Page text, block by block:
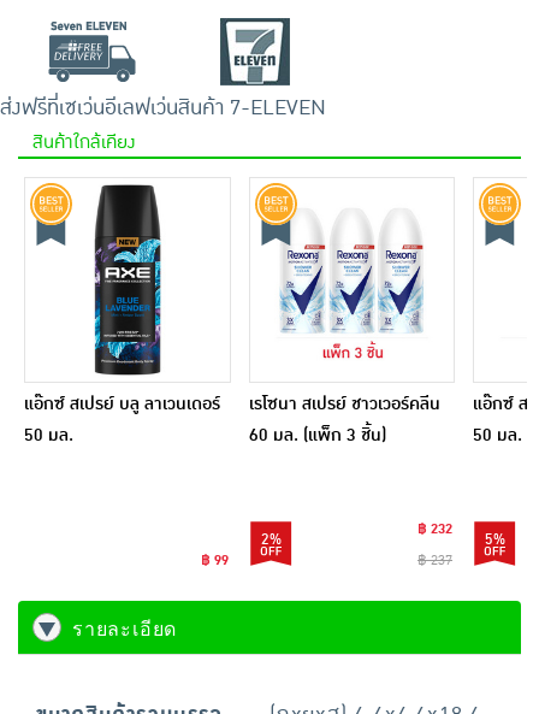
ส่งฟรีที่เซเว่นอีเลฟเว่นสินค้า 7-ELEVEN
สินค้าใกล้เคียง
แอ๊กซ์ สเปรย์ บลู ลาเวนเดอร์
50 มล.
฿ 99
เรโซนา สเปรย์ ชาวเวอร์คลีน
60 มล. (แพ็ก 3 ชิ้น)
2%
฿ 232
฿ 237
แอ๊กซ์ ส
50 มล.
5%
รายละเอียด